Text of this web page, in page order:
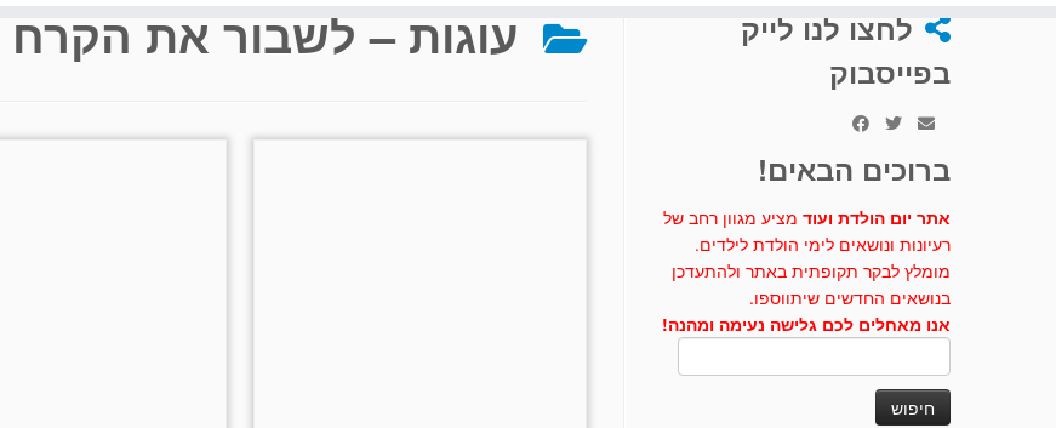
לחצו לנו לייק
בפייסבוק
ברוכים הבאים!
אתר יום הולדת ועוד מציע מגוון רחב של
רעיונות ונושאים לימי הולדת לילדים.
מומלץ לבקר תקופתית באתר ולהתעדכן
בנושאים החדשים שיתווספו.
אנו מאחלים לכם גלישה נעימה ומהנה!
עוגות – לשבור את הקרח